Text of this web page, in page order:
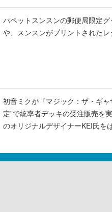
パペットスンスンの郵便局限定
や、スンスンがプリントされた
初音ミクが『マジック：ザ・ギ
定”で統率者デッキの受注販売を
のオリジナルデザイナーKEI氏を